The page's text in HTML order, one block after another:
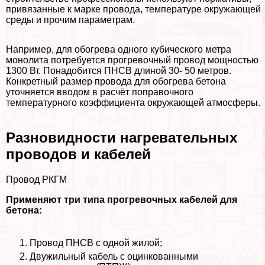
привязанные к марке провода, температуре окружающей
среды и прочим параметрам.
Например, для обогрева одного кубического метра
монолита потребуется прогревочный провод мощностью
1300 Вт. Понадобится ПНСВ длиной 30- 50 метров.
Конкретный размер провода для обогрева бетона
уточняется вводом в расчёт поправочного
температурного коэффициента окружающей атмосферы.
Разновидности нагревательных
проводов и кабелей
Провод РКГМ
Применяют три типа прогревочных кабелей для
бетона:
Провод ПНСВ с одной жилой;
Двужильный кабель с оцинкованными